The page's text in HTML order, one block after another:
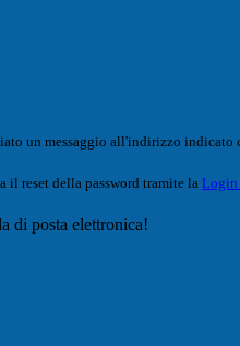
un messaggio all'indirizzo indicato
il reset della password tramite la Login
di posta elettronica!